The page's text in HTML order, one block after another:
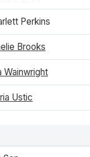
Perkins
Brooks
Wainwright
Ustic